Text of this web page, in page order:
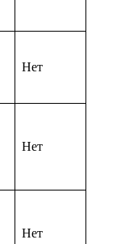
Нет
Нет
Нет